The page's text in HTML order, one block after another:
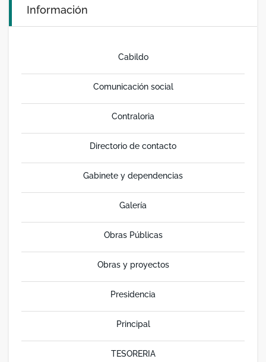
Información
Cabildo
Comunicación social
Contraloria
Directorio de contacto
Gabinete y dependencias
Galería
Obras Públicas
Obras y proyectos
Presidencia
Principal
TESORERIA